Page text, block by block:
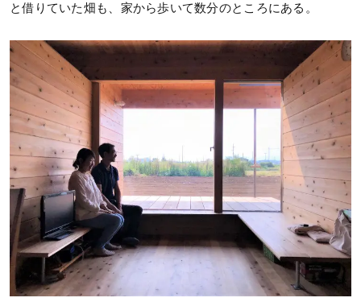
と借りていた畑も、家から歩いて数分のところにある。